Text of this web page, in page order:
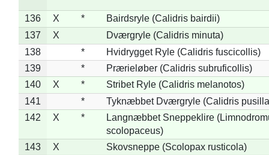
136 X *
Bairdsryle (Calidris bairdii)
137
X
Dværgryle (Calidris minuta)
138
*
Hvidrygget Ryle (Calidris fuscicollis)
139
*
Prærieløber (Calidris subruficollis)
140
X *
Stribet Ryle (Calidris melanotos)
141
*
Tyknæbbet Dværgryle (Calidris
142
X *
Langnæbbet Sneppeklire
scolopaceus)
143
X
Skovsneppe (Scolopax rusticola)